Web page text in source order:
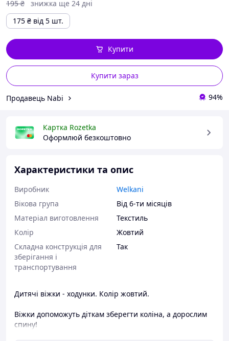
195 ₴
знижка ще 24 дні
175 ₴ від 5 шт.
Купити зараз
Купити
Продавець Nabi 94%
Картка Rozetka
Оформлюй безкоштовно
Характеристики та опис
Виробник
Welkani
Вікова група
Від 6-ти місяців
Матеріал виготовлення
Текстиль
Колір
Жовтий
Складна конструкція для
зберігання і
транспортування
Так
Дитячі віжки - ходунки. Колір жовтий.
Віжки допоможуть діткам зберегти коліна, а дорослим
спину!